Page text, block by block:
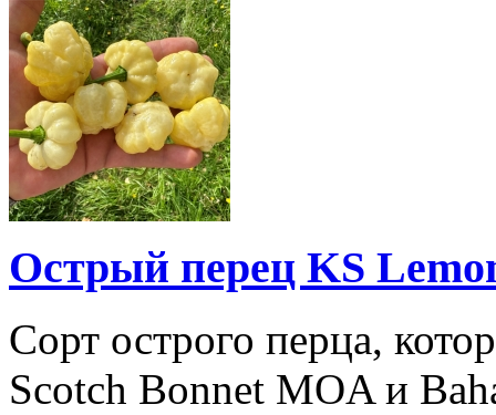
Острый перец KS
Сорт острого перца,
Scotch Bonnet MOA и